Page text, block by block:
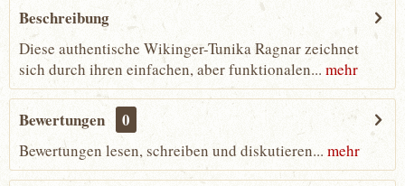
Beschreibung
Diese authentische Wikinger-Tunika Ragnar zeichnet
sich durch ihren einfachen, aber funktionalen... mehr
Bewertungen 0
Bewertungen lesen, schreiben und diskutieren... mehr